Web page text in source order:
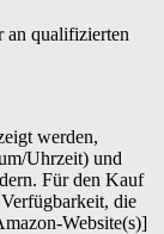
an qualifizierten
werden,
Uhrzeit) und
Für den Kauf
die
Website(s)]